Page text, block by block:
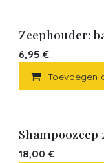
Zeephouder:
6,95 €
Toevoegen
Shampoozeep
18,00 €